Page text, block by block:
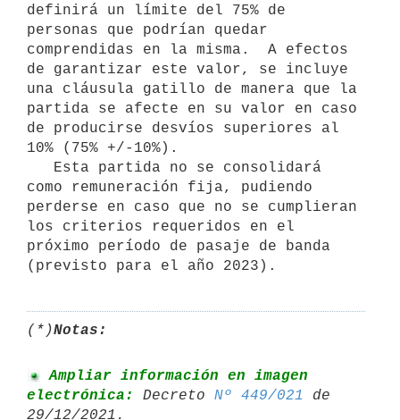
definirá un límite del 75% de
personas que podrían quedar
comprendidas en la misma.  A efectos
de garantizar este valor, se incluye
una cláusula gatillo de manera que la
partida se afecte en su valor en caso
de producirse desvíos superiores al
10% (75% +/-10%).
como remuneración fija, pudiendo
perderse en caso que no se cumplieran
los criterios requeridos en el
próximo período de pasaje de banda
(*)Notas:
Ampliar información en imagen
electrónica:
Decreto Nº 449/021
de